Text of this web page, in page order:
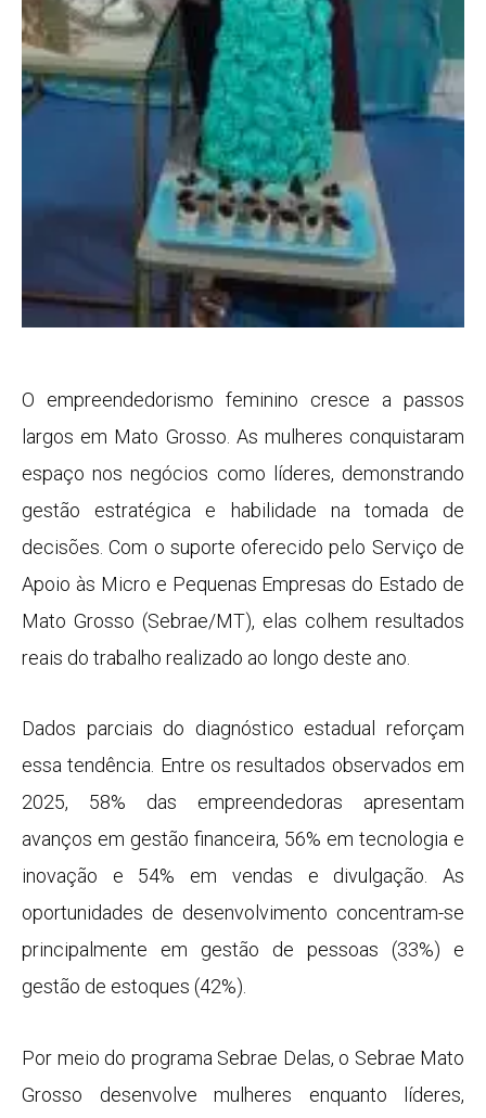
O empreendedorismo feminino cresce a passos
largos em Mato Grosso. As mulheres conquistaram
espaço nos negócios como líderes, demonstrando
gestão estratégica e habilidade na tomada de
decisões. Com o suporte oferecido pelo Serviço de
Apoio às Micro e Pequenas Empresas do Estado de
Mato Grosso (Sebrae/MT), elas colhem resultados
reais do trabalho realizado ao longo deste ano.
Dados parciais do diagnóstico estadual reforçam
essa tendência. Entre os resultados observados em
2025, 58% das empreendedoras apresentam
avanços em gestão financeira, 56% em tecnologia e
inovação e 54% em vendas e divulgação. As
oportunidades de desenvolvimento concentram-se
principalmente em gestão de pessoas (33%) e
gestão de estoques (42%).
Por meio do programa Sebrae Delas, o Sebrae Mato
Grosso desenvolve mulheres enquanto líderes,